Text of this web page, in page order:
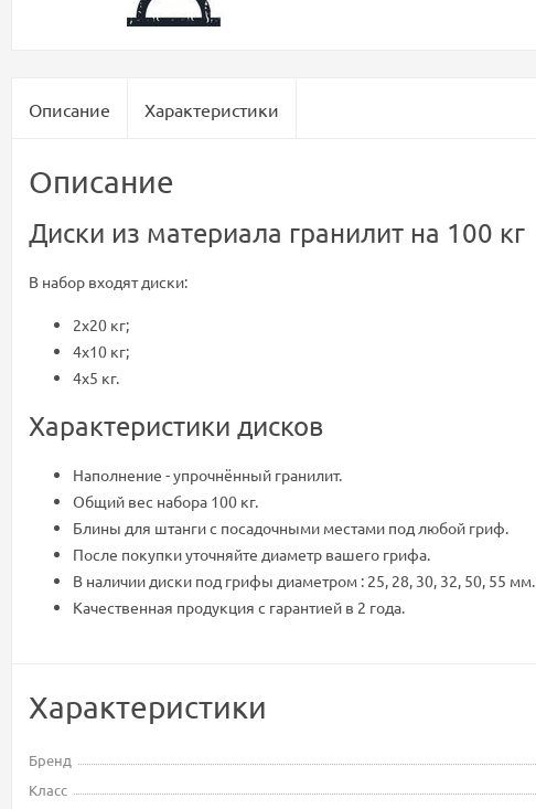
Описание Характеристики
Описание
Диски из материала гранилит на 100 кг
В набор входят диски:
2х20 кг;
4х10 кг;
4х5 кг.
Характеристики дисков
Наполнение - упрочнённый гранилит.
Общий вес набора 100 кг.
Блины для штанги с посадочными местами под любой гриф.
После покупки уточняйте диаметр вашего грифа.
В наличии диски под грифы диаметром : 25, 28, 30, 32, 50, 55 мм.
Качественная продукция с гарантией в 2 года.
Характеристики
Бренд
Класс